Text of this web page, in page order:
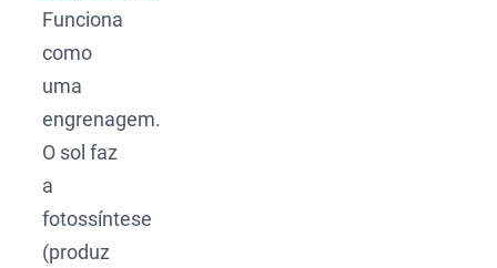
Funciona
como
uma
engrenagem.
O sol faz
a
fotossíntese
(produz